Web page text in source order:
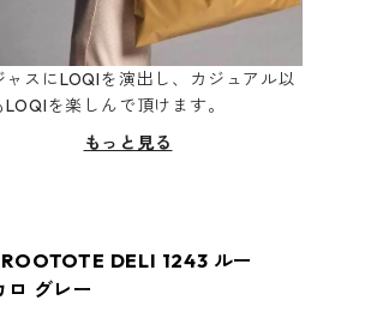
ャスにLOQIを演出し、カジュアル以
を楽しんで頂けます。
もっと見る
DELI 1243 ルー
ロ グレー